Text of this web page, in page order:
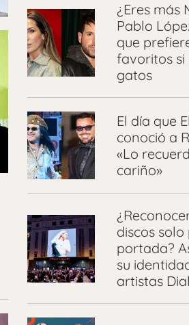
¿Eres más
Pablo
que
favoritos si
gatos
El día que
conoció a
«Lo
cariño»
discos solo
portada?
su
artistas Dial